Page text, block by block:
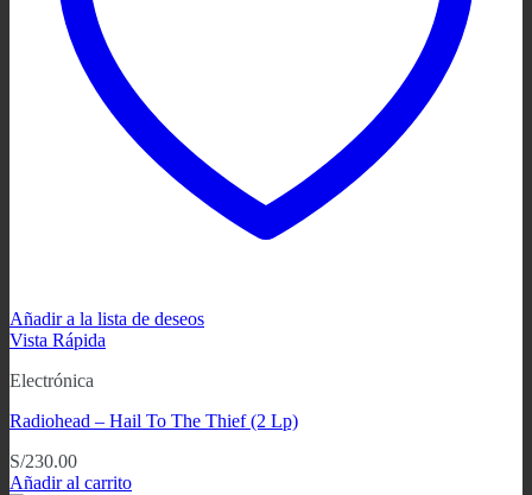
Añadir a la lista de deseos
Vista Rápida
Electrónica
Radiohead ‎– Hail To The Thief (2 Lp)
S/230.00
Añadir al carrito